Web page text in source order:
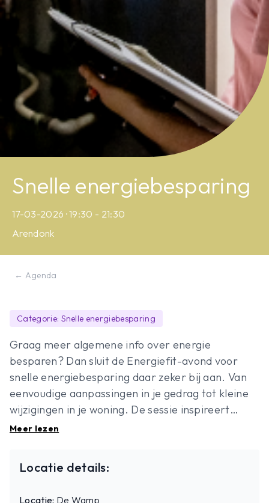
Snelle energiebesparing
17-03-2026 · 19:30 - 21:30
Arendonk
← Agenda
Categorie: Snelle energiebesparing
Graag meer algemene info over energie
besparen? Dan sluit de Energiefit-avond voor
snelle energiebesparing daar zeker bij aan. Van
eenvoudige aanpassingen in je gedrag tot kleine
wijzigingen in je woning. De sessie inspireert
iedereen die graag geld en energie bespaart met
Meer lezen
Locatie details:
Locatie: De Wamp